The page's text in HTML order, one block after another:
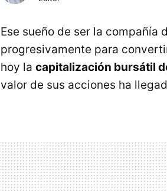
Ese sueño de ser la compañía
progresivamente para
hoy la capitalización bursátil
valor de sus acciones ha